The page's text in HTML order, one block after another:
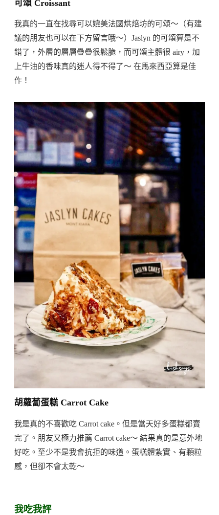
可頌 Croissant
我真的一直在找尋可以媲美法國烘焙坊的可頌～（有建
議的朋友也可以在下方留言哦～）Jaslyn 的可頌算是不
錯了，外層的層層疊疊很鬆脆，而可頌主體很 airy，加
上牛油的香味真的迷人得不得了～ 在馬來西亞算是佳
作！
胡蘿蔔蛋糕 Carrot Cake
我是真的不喜歡吃 Carrot cake。但是當天好多蛋糕都賣
完了。朋友又極力推薦 Carrot cake～ 結果真的是意外地
好吃。至少不是我會抗拒的味道。蛋糕體紮實、有顆粒
感，但卻不會太乾～
我吃我評